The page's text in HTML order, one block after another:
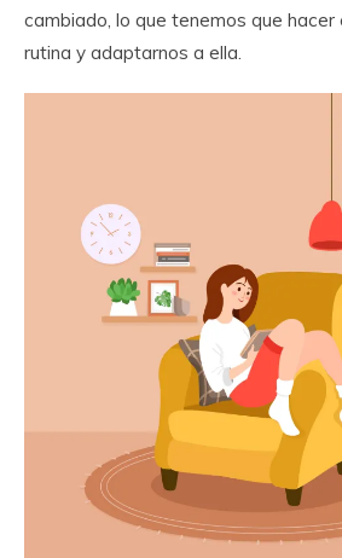
cambiado, lo que tenemos que hacer
rutina y adaptarnos a ella.